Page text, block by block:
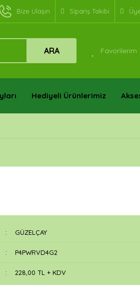
Bize Ulaşın Sipariş Takibi
ARA Favorilerim
Hediyeli Ürünlerimiz
GÜZELÇAY
P4PWRVD4G2
228,00 TL + KDV